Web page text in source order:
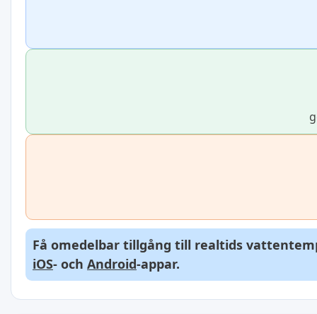
Få omedelbar tillgång till realtids
iOS- och Android-appar.